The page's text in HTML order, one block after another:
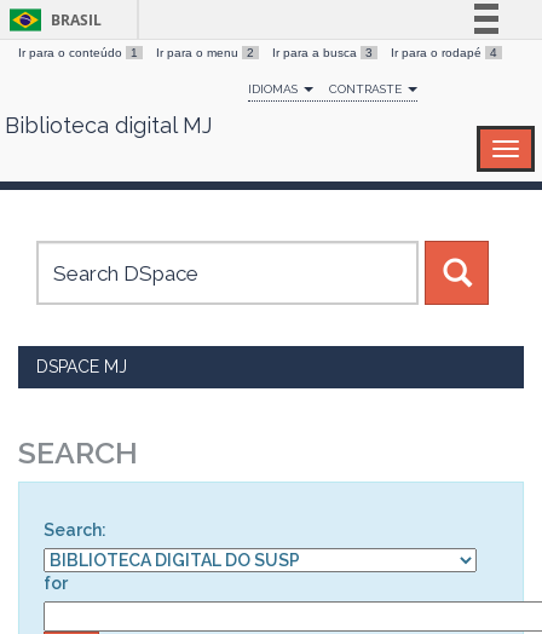
Skip
BRASIL
Simplifique!
Comunica BR
Canais
Ir para o conteúdo 1 Ir para o menu 2 Ir para a busca 3 Ir para o rodapé 4
IDIOMAS CONTRASTE
Biblioteca digital MJ
DSPACE MJ
SEARCH
Search:
for